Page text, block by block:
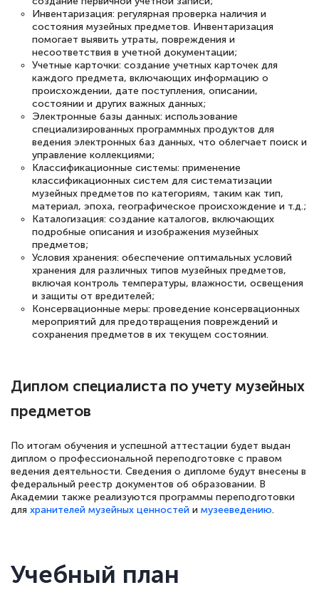
Знаток города 2 уровня
12 марта 2026
Спасибо большое Академии! Грамотное,
вежливое сопровождение! Всё чётко и
понятно! Проходила повышение
квалификации. Ещё раз - СПАСИБО!
Елена Петрикс
Знаток города 5 уровня
11 марта 2026
Всем добрый день! Я прошла курс
повышени каалификации по
специальности «Тренер-преподаватель
по тяжелой атлетике»! Хочется
подчеркуть, что при обращении
интересующие вопросы и в течении
двух…
Светлана К
Знаток города 7 уровня
быстро ответили, разъяснили все детали.
Инвентаризация: регулярная проверка наличия и
состояния музейных предметов. Инвентаризация
помогает выявить утраты, повреждения и
несоответствия в учетной документации;
Учетные карточки: создание учетных карточек для
каждого предмета, включающих информацию о
происхождении, дате поступления, описании,
состоянии и других важных данных;
Электронные базы данных: использование
специализированных программных продуктов для
ведения электронных баз данных, что облегчает поиск и
управление коллекциями;
Классификационные системы: применение
классификационных систем для систематизации
музейных предметов по категориям, таким как тип,
материал, эпоха, географическое происхождение и т.д.;
Каталогизация: создание каталогов, включающих
подробные описания и изображения музейных
предметов;
Условия хранения: обеспечение оптимальных условий
хранения для различных типов музейных предметов,
включая контроль температуры, влажности, освещения
и защиты от вредителей;
Консервационные меры: проведение консервационных
мероприятий для предотвращения повреждений и
сохранения предметов в их текущем состоянии.
Диплом специалиста по учету музейных
предметов
По итогам обучения и успешной аттестации будет выдан
диплом о профессиональной переподготовке с правом
ведения деятельности. Сведения о дипломе будут внесены в
федеральный реестр документов об образовании. В
Академии также реализуются программы переподготовки
для хранителей музейных ценностей и музееведению.
Учебный план